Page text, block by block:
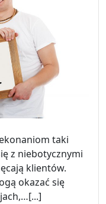
taki
z niebotycznymi
klientów.
okazać się